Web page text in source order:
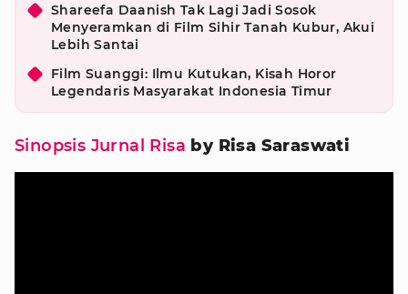
Shareefa Daanish Tak Lagi Jadi Sosok
Menyeramkan di Film Sihir Tanah Kubur, Akui
Lebih Santai
Film Suanggi: Ilmu Kutukan, Kisah Horor
Legendaris Masyarakat Indonesia Timur
Sinopsis Jurnal Risa by Risa Saraswati